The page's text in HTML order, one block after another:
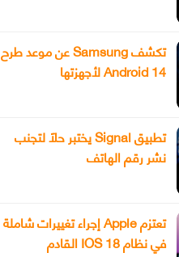
تكشف Samsung عن موعد طرح
Android 14 لأجهزتها
تطبيق Signal يختبر حلًا لتجنب
نشر رقم الهاتف
تعتزم Apple إجراء تغييرات شاملة
في نظام IOS 18 القادم